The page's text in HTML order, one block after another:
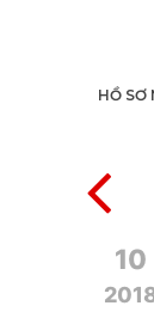
HỒ SƠ
10